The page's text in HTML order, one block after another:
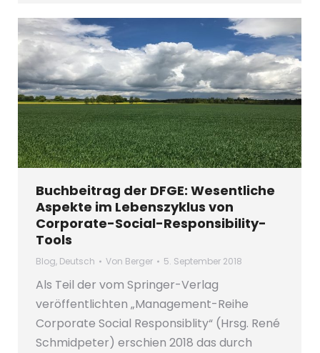
Buchbeitrag der DFGE: Wesentliche
Aspekte im Lebenszyklus von
Corporate-Social-Responsibility-
Tools
Blog, Deutsch Von Berger 5. September 2018
Als Teil der vom Springer-Verlag
veröffentlichten „Management-Reihe
Corporate Social Responsiblity“ (Hrsg. René
Schmidpeter) erschien 2018 das durch